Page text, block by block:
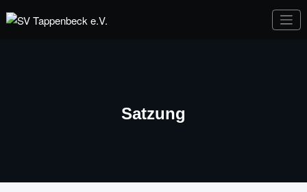
Inhalt
SV Tappenbeck
Satzung